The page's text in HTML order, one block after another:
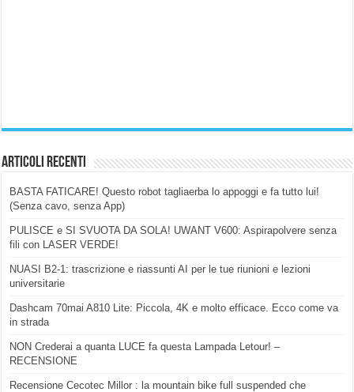
Articoli Recenti
BASTA FATICARE! Questo robot tagliaerba lo appoggi e fa tutto lui!
(Senza cavo, senza App)
PULISCE e SI SVUOTA DA SOLA! UWANT V600: Aspirapolvere senza
fili con LASER VERDE!
NUASI B2-1: trascrizione e riassunti AI per le tue riunioni e lezioni
universitarie
Dashcam 70mai A810 Lite: Piccola, 4K e molto efficace. Ecco come va
in strada
NON Crederai a quanta LUCE fa questa Lampada Letour! –
RECENSIONE
Recensione Cecotec Millor : la mountain bike full suspended che